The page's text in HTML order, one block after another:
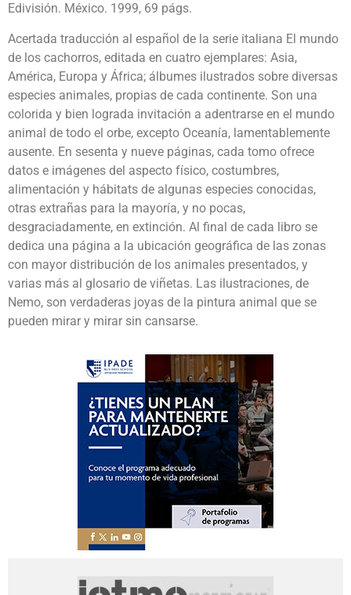
Edivisión. México. 1999, 69 págs.
Acertada traducción al español de la serie italiana El mundo
de los cachorros, editada en cuatro ejemplares: Asia,
América, Europa y África; álbumes ilustrados sobre diversas
especies animales, propias de cada continente. Son una
colorida y bien lograda invitación a adentrarse en el mundo
animal de todo el orbe, excepto Oceanía, lamentablemente
ausente. En sesenta y nueve páginas, cada tomo ofrece
datos e imágenes del aspecto físico, costumbres,
alimentación y hábitats de algunas especies conocidas,
otras extrañas para la mayoría, y no pocas,
desgraciadamente, en extinción. Al final de cada libro se
dedica una página a la ubicación geográfica de las zonas
con mayor distribución de los animales presentados, y
varias más al glosario de viñetas. Las ilustraciones, de
Nemo, son verdaderas joyas de la pintura animal que se
pueden mirar y mirar sin cansarse.